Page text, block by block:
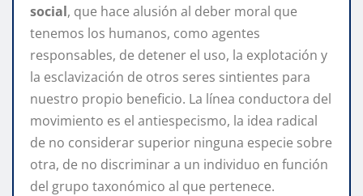
social, que hace alusión al deber moral que
tenemos los humanos, como agentes
responsables, de detener el uso, la explotación y
la esclavización de otros seres sintientes para
nuestro propio beneficio. La línea conductora del
movimiento es el antiespecismo, la idea radical
de no considerar superior ninguna especie sobre
otra, de no discriminar a un individuo en función
del grupo taxonómico al que pertenece.